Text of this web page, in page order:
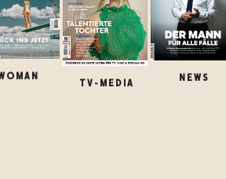
TV-MEDIA
NEWS